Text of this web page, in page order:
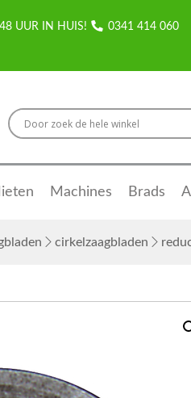
UUR IN HUIS! 0341 414 060
Machines Brads
cirkelzaagbladen